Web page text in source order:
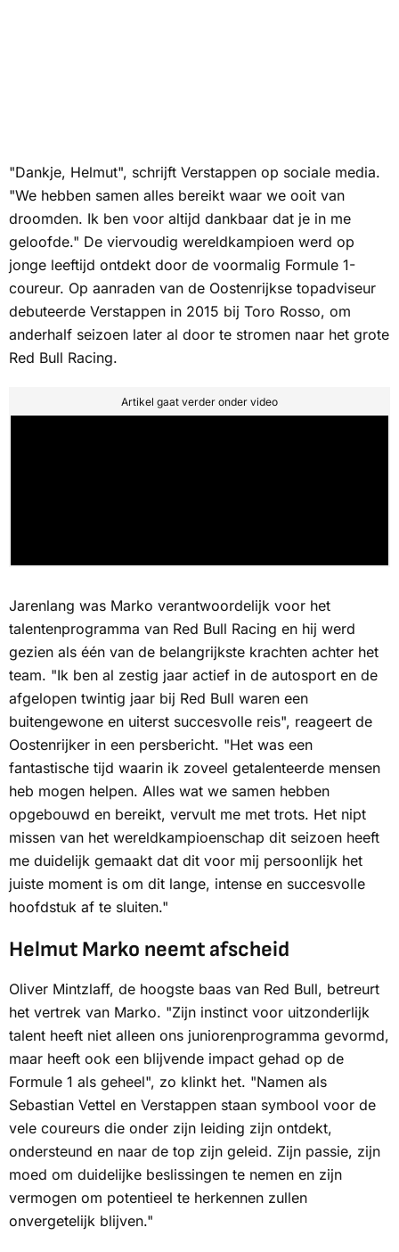
"Dankje, Helmut", schrijft Verstappen op sociale media.
"We hebben samen alles bereikt waar we ooit van
droomden. Ik ben voor altijd dankbaar dat je in me
geloofde." De viervoudig wereldkampioen werd op
jonge leeftijd ontdekt door de voormalig Formule 1-
coureur. Op aanraden van de Oostenrijkse topadviseur
debuteerde Verstappen in 2015 bij Toro Rosso, om
anderhalf seizoen later al door te stromen naar het grote
Red Bull Racing.
Artikel gaat verder onder video
Jarenlang was Marko verantwoordelijk voor het
talentenprogramma van Red Bull Racing en hij werd
gezien als één van de belangrijkste krachten achter het
team. "Ik ben al zestig jaar actief in de autosport en de
afgelopen twintig jaar bij Red Bull waren een
buitengewone en uiterst succesvolle reis", reageert de
Oostenrijker in een persbericht. "Het was een
fantastische tijd waarin ik zoveel getalenteerde mensen
heb mogen helpen. Alles wat we samen hebben
opgebouwd en bereikt, vervult me ​​met trots. Het nipt
missen van het wereldkampioenschap dit seizoen heeft
me duidelijk gemaakt dat dit voor mij persoonlijk het
juiste moment is om dit lange, intense en succesvolle
hoofdstuk af te sluiten."
Helmut Marko neemt afscheid
Oliver Mintzlaff, de hoogste baas van Red Bull, betreurt
het vertrek van Marko. "Zijn instinct voor uitzonderlijk
talent heeft niet alleen ons juniorenprogramma gevormd,
maar heeft ook een blijvende impact gehad op de
Formule 1 als geheel", zo klinkt het. "Namen als
Sebastian Vettel en Verstappen staan ​​symbool voor de
vele coureurs die onder zijn leiding zijn ontdekt,
ondersteund en naar de top zijn geleid. Zijn passie, zijn
moed om duidelijke beslissingen te nemen en zijn
vermogen om potentieel te herkennen zullen
onvergetelijk blijven."